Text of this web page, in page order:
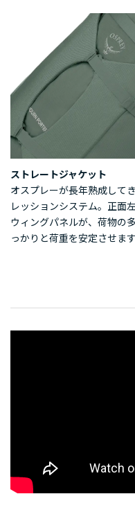
ストレートジャケット
オスプレーが長年熟成して
レッションシステム。正面
ウィングパネルが、荷物の
っかりと荷重を安定させます